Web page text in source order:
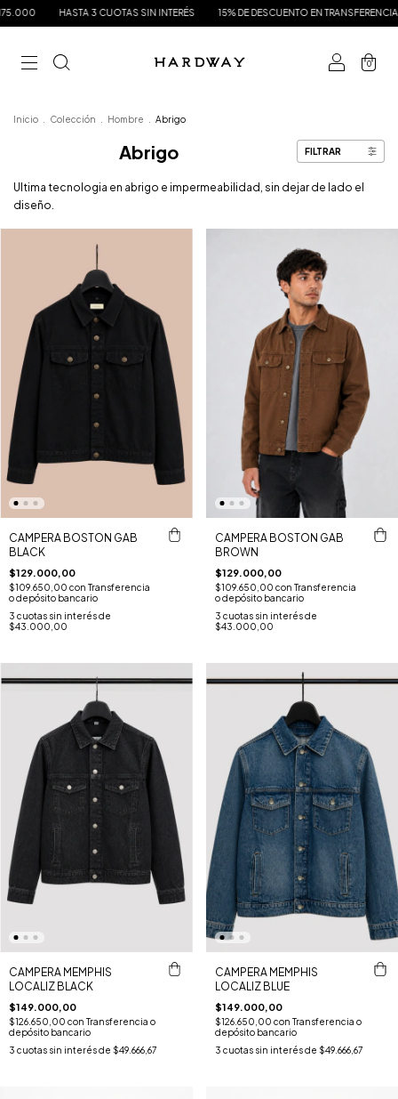
SIN INTERÉS 15% DE DESCUENTO EN TRANSFERENCIA ENVÍO GRATIS A
0
Inicio Colección Hombre Abrigo
Abrigo FILTRAR
Ultima tecnologia en abrigo e impermeabilidad, sin dejar de lado el
diseño.
CAMPERA BOSTON GAB
BLACK
$129.000,00
$109.650,00 con Transferencia
o depósito bancario
3 cuotas sin interés de
$43.000,00
CAMPERA BOSTON GAB
BROWN
$129.000,00
$109.650,00 con Transferencia
o depósito bancario
3 cuotas sin interés de
$43.000,00
CAMPERA MEMPHIS
LOCALIZ BLACK
$149.000,00
$126.650,00 con Transferencia o
depósito bancario
3 cuotas sin interés de $49.666,67
CAMPERA MEMPHIS
LOCALIZ BLUE
$149.000,00
$126.650,00 con Transferencia o
depósito bancario
3 cuotas sin interés de $49.666,67